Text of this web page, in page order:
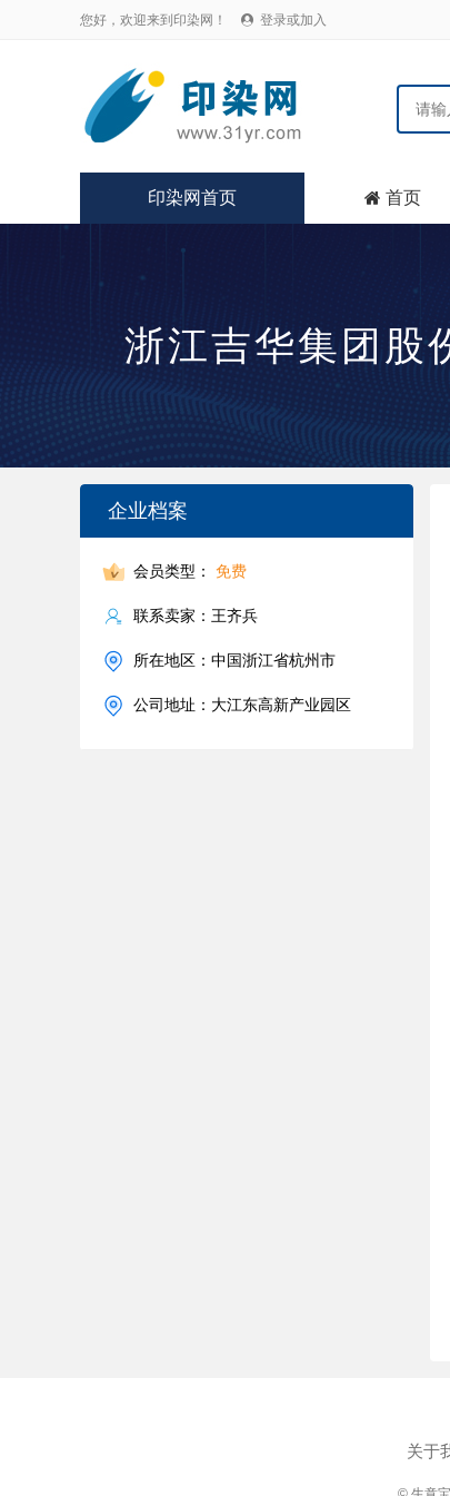
您好，欢迎来到印染网！  登录或加入
印染网首页  首页
浙江吉华集团股
企业档案
会员类型： 免费
联系卖家：王齐兵
所在地区：中国浙江省杭州市
公司地址：大江东高新产业园区
关于